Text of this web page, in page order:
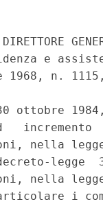
e
1968, n.
ottobre
nella
legge
nella
i